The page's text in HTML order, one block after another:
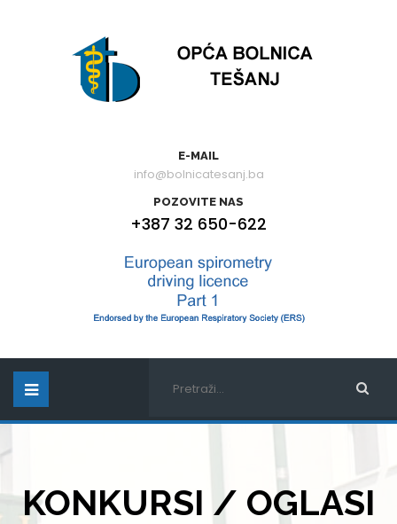
E-MAIL
info@bolnicatesanj.ba
POZOVITE NAS
+387 32 650-622
KONKURSI / OGLASI